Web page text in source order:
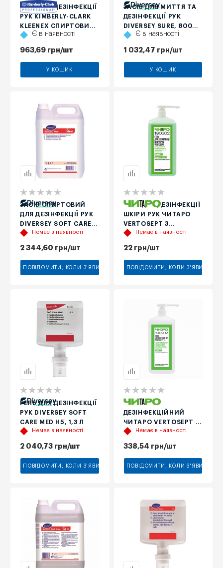
ГЕЛЬ ДЛЯ ДЕЗІНФЕКЦІЇ
РУК KIMBERLY-CLARK
KLEENEX СПИРТОВИЙ,
1,2 ЛЄ в наявності
963,69 грн/шт
У КОШИК
ЗАСІБ ДЛЯ МИТТЯ ТА
ДЕЗІНФЕКЦІЇ РУК
DIVERSEY SURE, 800
МЛ
Є в наявності
1 032,47 грн/шт
У КОШИК
ЗАСІБ СПИРТОВИЙ
ДЛЯ ДЕЗІНФЕКЦІЇ РУК
DIVERSEY SOFT CARE
MED H5, 5 Л
Немає в наявності
2 344,60 грн/шт
ПОВІДОМИТИ, КОЛИ З'ЯВИТЬСЯ
ГЕЛЬ ДЛЯ ДЕЗІНФЕКЦІЇ
ШКІРИ РУК ЧИТАРО
VERTOSEPT З
ДОЗАТОРОМ-
СПИРТУ, 1 Л
Немає в наявності
22грн/шт
ПОВІДОМИТИ, КОЛИ З'ЯВИТЬСЯ
ГЕЛЬ ДЛЯ ДЕЗІНФЕКЦІЇ
РУК DIVERSEY SOFT
CARE MED H5, 1,3 Л
Немає в наявності
2 040,73 грн/шт
ПОВІДОМИТИ, КОЛИ З'ЯВИТЬСЯ
ЗАСІБ
ДЕЗІНФЕКЦІЙНИЙ
ЧИТАРО VERTOSEPT 1
З ДОЗАТОРОМ-
Немає в наявності
338,54 грн/шт
ПОВІДОМИТИ, КОЛИ З'ЯВИТЬСЯ